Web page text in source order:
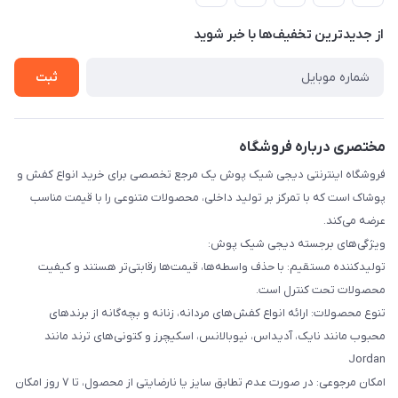
درباره ما
حریم خصوصی
راهنما
از جدید‌ترین تخفیف‌ها با‌ خبر شوید
ثبت
مختصری درباره فروشگاه
فروشگاه اینترنتی دیجی شیک پوش یک مرجع تخصصی برای خرید انواع کفش و
پوشاک است که با تمرکز بر تولید داخلی، محصولات متنوعی را با قیمت مناسب
عرضه می‌کند.
ویژگی‌های برجسته دیجی شیک پوش:
تولیدکننده مستقیم: با حذف واسطه‌ها، قیمت‌ها رقابتی‌تر هستند و کیفیت
محصولات تحت کنترل است.
تنوع محصولات: ارائه انواع کفش‌های مردانه، زنانه و بچه‌گانه از برندهای
محبوب مانند نایک، آدیداس، نیوبالانس، اسکیچرز و کتونی‌های ترند مانند
Jordan
امکان مرجوعی: در صورت عدم تطابق سایز یا نارضایتی از محصول، تا ۷ روز امکان